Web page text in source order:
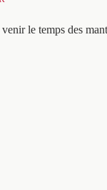
le temps des